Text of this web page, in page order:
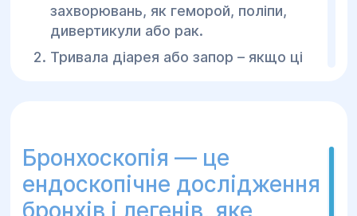
захворювань, як геморой, поліпи,
дивертикули або рак.
Тривала діарея або запор – якщо ці
біль, дискомфорт чи відчуття
переповнення можуть вказувати на
захворювання товстої кишки.
Бронхоскопія — це
ендоскопічне дослідження
бронхів і легенів, яке